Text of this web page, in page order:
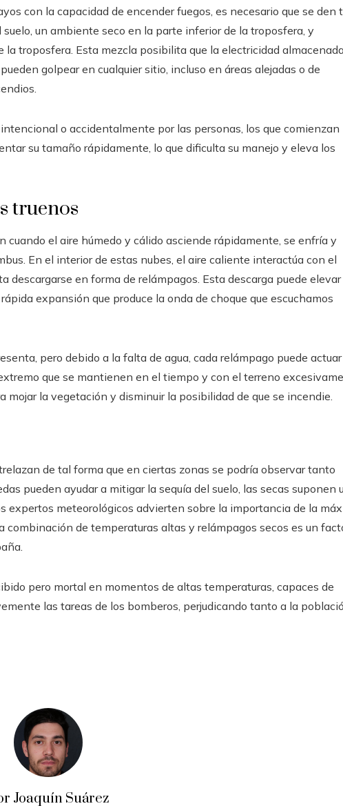
con la capacidad de encender fuegos, es necesario que se den
un ambiente seco en la parte inferior de la troposfera, y
troposfera. Esta mezcla posibilita que la electricidad
golpear en cualquier sitio, incluso en áreas alejadas o de
o accidentalmente por las personas, los que comienzan
su tamaño rápidamente, lo que dificulta su manejo y eleva los
truenos
el aire húmedo y cálido asciende rápidamente, se enfría y
En el interior de estas nubes, el aire caliente interactúa con el
descargarse en forma de relámpagos. Esta descarga puede
expansión que produce la onda de choque que escuchamos
pero debido a la falta de agua, cada relámpago puede actuar
que se mantienen en el tiempo y con el terreno
mojar la vegetación y disminuir la posibilidad de que se incendie.
de tal forma que en ciertas zonas se podría observar tanto
pueden ayudar a mitigar la sequía del suelo, las secas suponen
expertos meteorológicos advierten sobre la importancia de la
combinación de temperaturas altas y relámpagos secos es un
pero mortal en momentos de altas temperaturas, capaces de
las tareas de los bomberos, perjudicando tanto a la
Joaquín Suárez